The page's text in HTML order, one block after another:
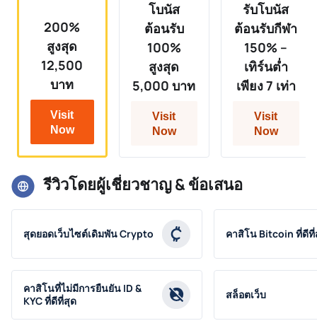
200%
สูงสุด
12,500
บาท
Visit
Now
โบนัส
ต้อนรับ
100%
สูงสุด
5,000 บาท
Visit
Now
รับโบนัส
ต้อนรับกีฬา
150% –
เทิร์นต่ำ
เพียง 7 เท่า
Visit
Now
รีวิวโดยผู้เชี่ยวชาญ & ข้อเสนอ
สุดยอดเว็บไซต์เดิมพัน Crypto
คาสิโนที่ไม่มีการยืนยัน ID &
KYC ที่ดีที่สุด
คาสิโน Bitcoin ที่ดี
สล็อตเว็บ